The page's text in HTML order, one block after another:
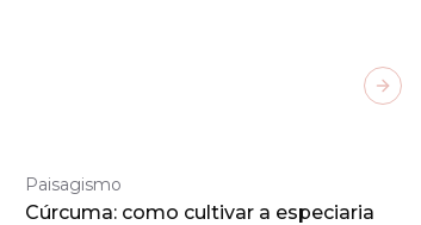
Paisagismo
Cúrcuma: como cultivar a especiaria